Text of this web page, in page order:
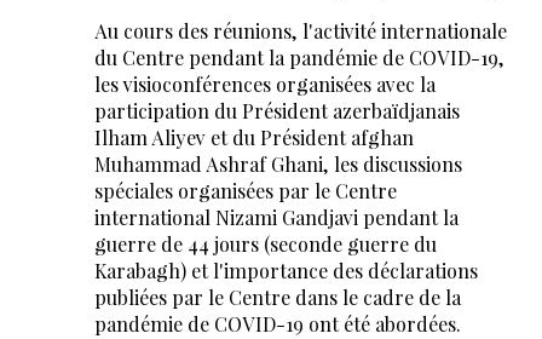
Au cours des réunions, l'activité internationale
du Centre pendant la pandémie de COVID-19,
les visioconférences organisées avec la
participation du Président azerbaïdjanais
Ilham Aliyev et du Président afghan
Muhammad Ashraf Ghani, les discussions
spéciales organisées par le Centre
international Nizami Gandjavi pendant la
guerre de 44 jours (seconde guerre du
Karabagh) et l'importance des déclarations
publiées par le Centre dans le cadre de la
pandémie de COVID-19 ont été abordées.